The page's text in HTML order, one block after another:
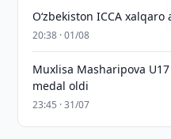
O‘zbekiston ICCA xalqaro
20:38 · 01/08
Muxlisa Masharipova
medal oldi
23:45 · 31/07